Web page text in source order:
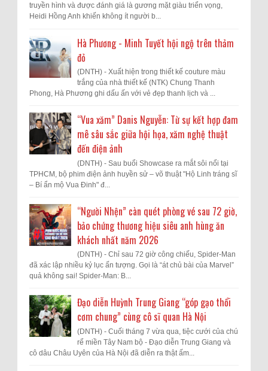
truyền hình và được đánh giá là gương mặt giàu triển vọng,
Heidi Hồng Anh khiến không ít người b...
Hà Phương - Minh Tuyết hội ngộ trên thảm
đỏ
(DNTH) - Xuất hiện trong thiết kế couture màu
trắng của nhà thiết kế (NTK) Chung Thanh
Phong, Hà Phương ghi dấu ấn với vẻ đẹp thanh lịch và ...
“Vua xăm” Danis Nguyễn: Từ sự kết hợp đam
mê sâu sắc giữa hội họa, xăm nghệ thuật
đến điện ảnh
(DNTH) - Sau buổi Showcase ra mắt sôi nổi tại
TPHCM, bộ phim điện ảnh huyền sử – võ thuật "Hộ Linh tráng sĩ
– Bí ẩn mộ Vua Đinh" đ...
“Người Nhện” càn quét phòng vé sau 72 giờ,
bảo chứng thương hiệu siêu anh hùng ăn
khách nhất năm 2026
(DNTH) - Chỉ sau 72 giờ công chiếu, Spider-Man
đã xác lập nhiều kỷ lục ấn tượng. Gọi là “át chủ bài của Marvel”
quả không sai! Spider-Man: B...
Đạo diễn Huỳnh Trung Giang “góp gạo thổi
cơm chung” cùng cô sĩ quan Hà Nội
(DNTH) - Cuối tháng 7 vừa qua, tiệc cưới của chú
rể miền Tây Nam bộ - Đạo diễn Trung Giang và
cô dâu Châu Uyên của Hà Nội đã diễn ra thật ấm...